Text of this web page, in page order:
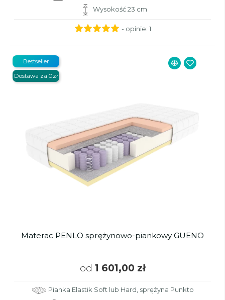
Wysokość 23 cm
- opinie: 1
Materac PENLO sprężynowo-piankowy GUENO
od 1 601,00 zł
Pianka Elastik Soft lub Hard, sprężyna Punkto
Bestseller
Dostawa za 0zł